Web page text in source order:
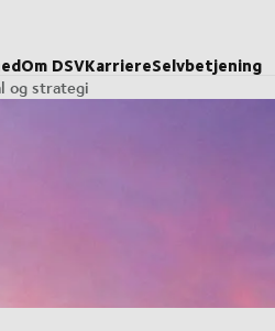
Om DSVKarriereSelvbetjening
og strategi